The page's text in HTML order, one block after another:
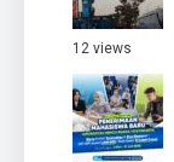
12 views